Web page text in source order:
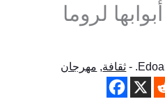
لروما
- ثقافة, مهرجان